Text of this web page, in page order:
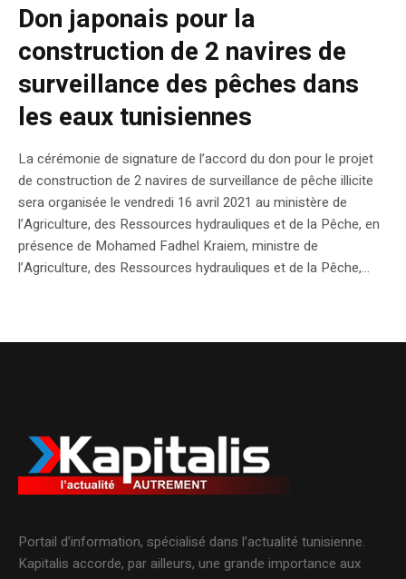
Don japonais pour la
construction de 2 navires de
surveillance des pêches dans
les eaux tunisiennes
La cérémonie de signature de l’accord du don pour le projet
de construction de 2 navires de surveillance de pêche illicite
sera organisée le vendredi 16 avril 2021 au ministère de
l’Agriculture, des Ressources hydrauliques et de la Pêche, en
présence de Mohamed Fadhel Kraiem, ministre de
l’Agriculture, des Ressources hydrauliques et de la Pêche,...
Portail d’information, spécialisé dans l’actualité tunisienne.
Kapitalis accorde, par ailleurs, une grande importance aux